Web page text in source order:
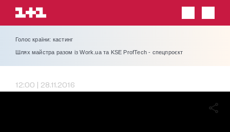
Голос країни: кастинг
Шлях майстра разом із Work.ua та KSE ProfTech - спецпроєкт
12:00 | 28.11.2016